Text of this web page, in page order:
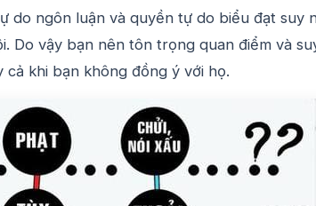
do ngôn luận và quyền tự do biểu đạt suy
Do vậy bạn nên tôn trọng quan điểm và
cả khi bạn không đồng ý với họ.